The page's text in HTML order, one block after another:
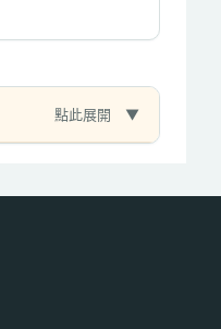
點此展開